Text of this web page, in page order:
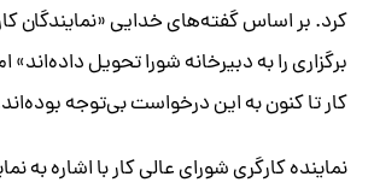
کرد. بر اساس گفته‌های خدایی «نمایندگان
برگزاری را به دبیرخانه شورا تحویل داده‌اند»
کار تا کنون به این درخواست بی‌توجه
نماینده کارگری شورای عالی کار با اشاره به